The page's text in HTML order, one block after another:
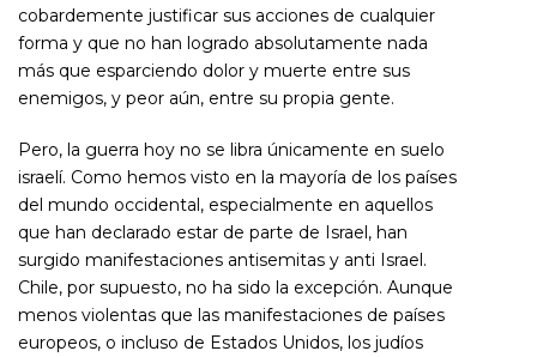
cobardemente justificar sus acciones de cualquier
forma y que no han logrado absolutamente nada
más que esparciendo dolor y muerte entre sus
enemigos, y peor aún, entre su propia gente.
Pero, la guerra hoy no se libra únicamente en suelo
israelí. Como hemos visto en la mayoría de los países
del mundo occidental, especialmente en aquellos
que han declarado estar de parte de Israel, han
surgido manifestaciones antisemitas y anti Israel.
Chile, por supuesto, no ha sido la excepción. Aunque
menos violentas que las manifestaciones de países
europeos, o incluso de Estados Unidos, los judíos